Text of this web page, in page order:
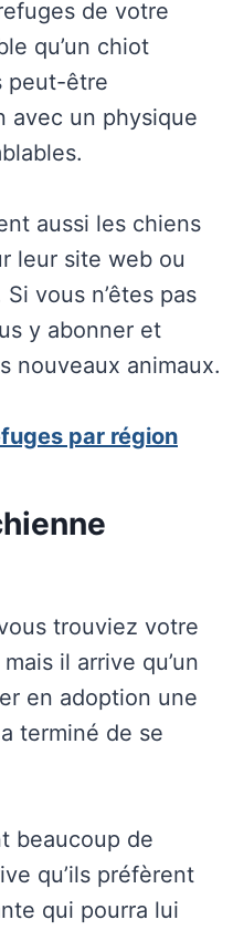
de votre
qu’un chiot
peut-être
avec un physique
aussi les chiens
leur site web ou
vous n’êtes pas
y abonner et
nouveaux animaux.
par région
trouviez votre
il arrive qu’un
en adoption une
terminé de se
beaucoup de
qu’ils préfèrent
qui pourra lui